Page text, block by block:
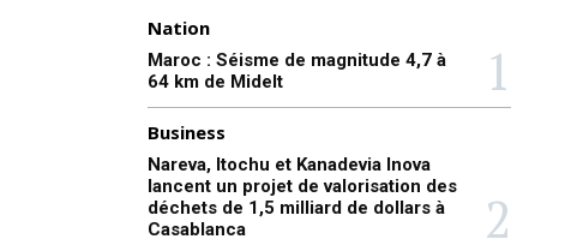
Nation
Maroc : Séisme de magnitude 4,7 à
64 km de Midelt
Business
Nareva, Itochu et Kanadevia Inova
lancent un projet de valorisation des
déchets de 1,5 milliard de dollars à
Casablanca